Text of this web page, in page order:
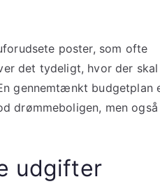
poster, som ofte
det tydeligt, hvor der skal
gennemtænkt budgetplan
drømmeboligen, men også
udgifter